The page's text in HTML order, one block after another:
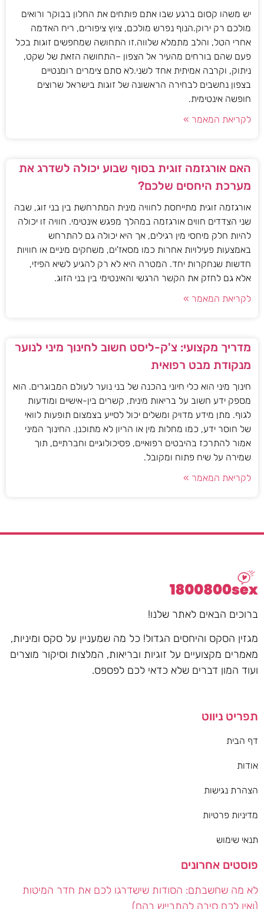
יש משהו קסום ברגע שבו אתם פותחים את החלון בבוקר ורואים
מולכם רק ירוק.הנוף נפרש מולכם, ציוץ ציפורים, ריח האדמה
אחרי הטל, והלב מתמלא שלווה.זו התחושה שמחפשים זוגות בכל
פעם שהם בורחים מהעיר אל הצפון –התחושה הזאת של שקט,
ניתוק, וקרבה אמיתית אחד לשני.לא סתם צימרים רומנטיים
בצפון נחשבים לבחירה הראשונה של זוגות בישראל שרוצים
חופשה אינטימית.
לקריאת המאמר »
האם אורגזמה זוגית בסוף שבוע יכולה לשדרג את
מערכת היחסים שלכם?
אורגזמה זוגית מתייחסת לחוויה מינית המתרחשת בין בני זוג, שבה
שני הצדדים חווים אורגזמה במהלך מפגש אינטימי. חוויה זו יכולה
להיות חלק מיחסי מין רגילים, אך היא יכולה גם להתרחש
באמצעות פעילויות אחרות כמו מסאז'ים, משחקים מיניים או חוויות
חדשות שנחקרות יחד. המטרה היא לא רק להגיע לשיא הפיזי,
אלא גם לחזק את הקשר הרגשי והאינטימי בין בני הזוג.
לקריאת המאמר »
מדריך מקצועי: צ'ק-ליסט חשוב לחינוך מיני לנוער
מנקודת מבט רפואית
חינוך מיני הוא כלי חיוני בהכנה של בני נוער לעולם המבוגרים. הוא
מספק ידע חשוב על בריאות מינית, קשרים בין-אישיים ומודעות
לגוף. מתן מידע מדויק ומשלים יכול לסייע בצמצום תופעות לוואי
של חוסר ידע, כמו מחלות מין או הריון לא מתוכנן. החינוך המיני
אמור להתרכז בהיבטים רפואיים, פסיכולוגיים וחברתיים, תוך
שמירה על שיח פתוח ומקובל.
לקריאת המאמר »
ברוכים הבאים לאתר שלנו!
מגזין הסקס והיחסים הגדול! כל מה שמעניין על סקס ומיניות,
מאמרים מקצועיים על זוגיות ובריאות, המלצות וסיקור מוצרים
ועוד המון דברים שלא כדאי לכם לפספס.
תפריט ניווט
דף הבית
אודות
הצהרת נגישות
מדיניות פרטיות
תנאי שימוש
פוסטים אחרונים
לא מה שחשבתם: הסודות שישדרגו לכם את חדר המיטות
(ואין לכם סיבה להתבייש בהם)